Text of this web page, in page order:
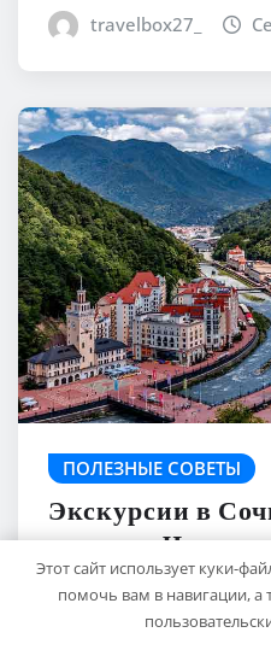
travelbox27_
ПОЛЕЗНЫЕ СОВЕТЫ
Экскурсии в
в сердце
travelbox27_
Этот сайт использует куки-
помочь вам в навигации, а